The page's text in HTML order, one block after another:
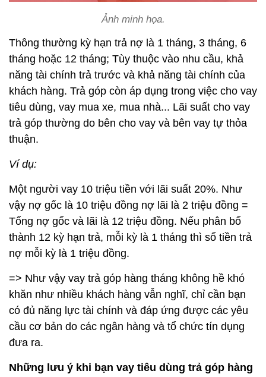
Ảnh minh họa.
Thông thường kỳ hạn trả nợ là 1 tháng, 3 tháng, 6
tháng hoặc 12 tháng; Tùy thuộc vào nhu cầu, khả
năng tài chính trả trước và khả năng tài chính của
khách hàng. Trả góp còn áp dụng trong việc cho vay
tiêu dùng, vay mua xe, mua nhà... Lãi suất cho vay
trả góp thường do bên cho vay và bên vay tự thỏa
thuận.
Ví dụ:
Một người vay 10 triệu tiền với lãi suất 20%. Như
vậy nợ gốc là 10 triệu đồng nợ lãi là 2 triệu đồng =
Tổng nợ gốc và lãi là 12 triệu đồng. Nếu phân bổ
thành 12 kỳ hạn trả, mỗi kỳ là 1 tháng thì số tiền trả
nợ mỗi kỳ là 1 triệu đồng.
=> Như vậy vay trả góp hàng tháng không hề khó
khăn như nhiều khách hàng vẫn nghĩ, chỉ cần bạn
có đủ năng lực tài chính và đáp ứng được các yêu
cầu cơ bản do các ngân hàng và tổ chức tín dụng
đưa ra.
Những lưu ý khi bạn vay tiêu dùng trả góp hàng